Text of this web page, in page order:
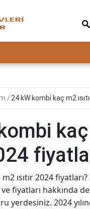
24 kW kombi kaç m2
ısıtır 2024
fiyatları hakkında
yerdesiniz. 2024